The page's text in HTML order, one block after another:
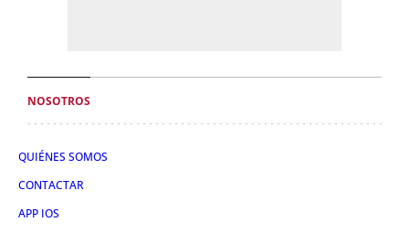
NOSOTROS
QUIÉNES SOMOS
CONTACTAR
APP IOS